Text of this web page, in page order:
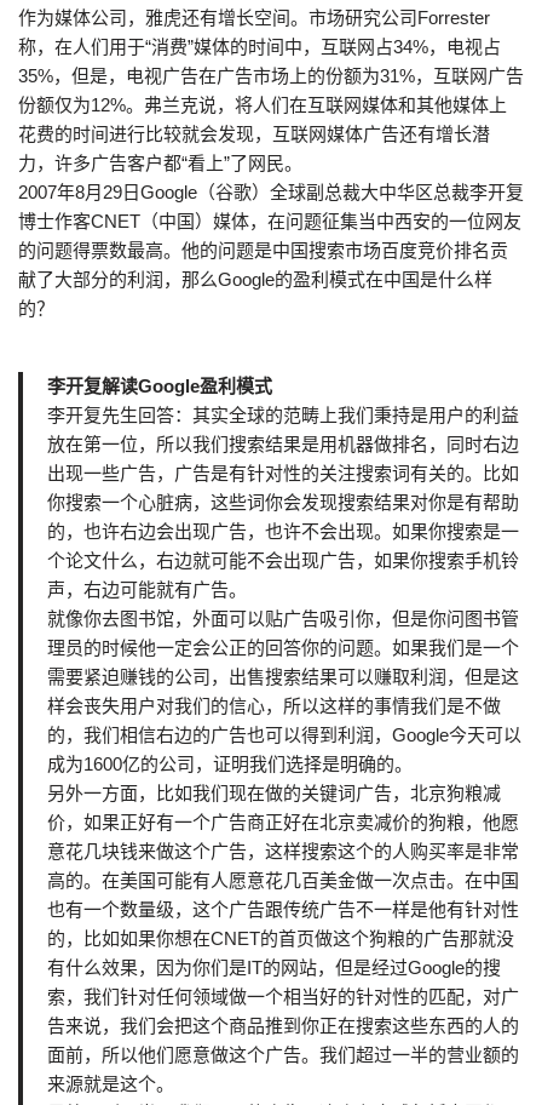
作为媒体公司，雅虎还有增长空间。市场研究公司Forrester
称，在人们用于“消费”媒体的时间中，互联网占34%，电视占
35%，但是，电视广告在广告市场上的份额为31%，互联网广告
份额仅为12%。弗兰克说，将人们在互联网媒体和其他媒体上
花费的时间进行比较就会发现，互联网媒体广告还有增长潜
力，许多广告客户都“看上”了网民。
2007年8月29日Google（谷歌）全球副总裁大中华区总裁李开复
博士作客CNET（中国）媒体，在问题征集当中西安的一位网友
的问题得票数最高。他的问题是中国搜索市场百度竞价排名贡
献了大部分的利润，那么Google的盈利模式在中国是什么样
的？
李开复解读Google盈利模式
李开复先生回答：其实全球的范畴上我们秉持是用户的利益
放在第一位，所以我们搜索结果是用机器做排名，同时右边
出现一些广告，广告是有针对性的关注搜索词有关的。比如
你搜索一个心脏病，这些词你会发现搜索结果对你是有帮助
的，也许右边会出现广告，也许不会出现。如果你搜索是一
个论文什么，右边就可能不会出现广告，如果你搜索手机铃
声，右边可能就有广告。
就像你去图书馆，外面可以贴广告吸引你，但是你问图书管
理员的时候他一定会公正的回答你的问题。如果我们是一个
需要紧迫赚钱的公司，出售搜索结果可以赚取利润，但是这
样会丧失用户对我们的信心，所以这样的事情我们是不做
的，我们相信右边的广告也可以得到利润，Google今天可以
成为1600亿的公司，证明我们选择是明确的。
另外一方面，比如我们现在做的关键词广告，北京狗粮减
价，如果正好有一个广告商正好在北京卖减价的狗粮，他愿
意花几块钱来做这个广告，这样搜索这个的人购买率是非常
高的。在美国可能有人愿意花几百美金做一次点击。在中国
也有一个数量级，这个广告跟传统广告不一样是他有针对性
的，比如如果你想在CNET的首页做这个狗粮的广告那就没
有什么效果，因为你们是IT的网站，但是经过Google的搜
索，我们针对任何领域做一个相当好的针对性的匹配，对广
告来说，我们会把这个商品推到你正在搜索这些东西的人的
面前，所以他们愿意做这个广告。我们超过一半的营业额的
来源就是这个。